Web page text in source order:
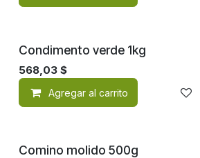
Condimento verde 1kg
568,03 $
Agregar al carrito
Comino molido 500g